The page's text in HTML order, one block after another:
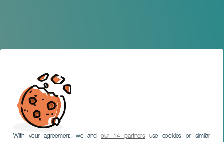
With your agreement, we andour 14 partnersuse cookies or similar
GRAN CANARIA